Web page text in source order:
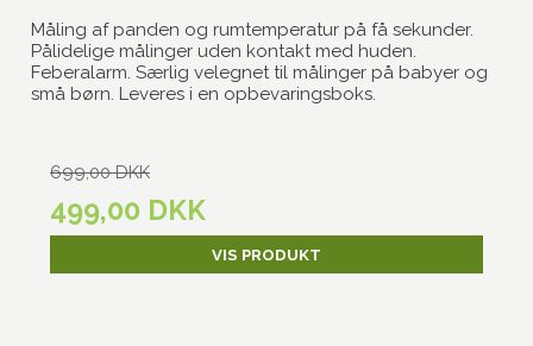
Måling af panden og rumtemperatur på få sekunder.
Pålidelige målinger uden kontakt med huden.
Feberalarm. Særlig velegnet til målinger på babyer og
små børn. Leveres i en opbevaringsboks.
699,00 DKK
499,00 DKK
VIS PRODUKT